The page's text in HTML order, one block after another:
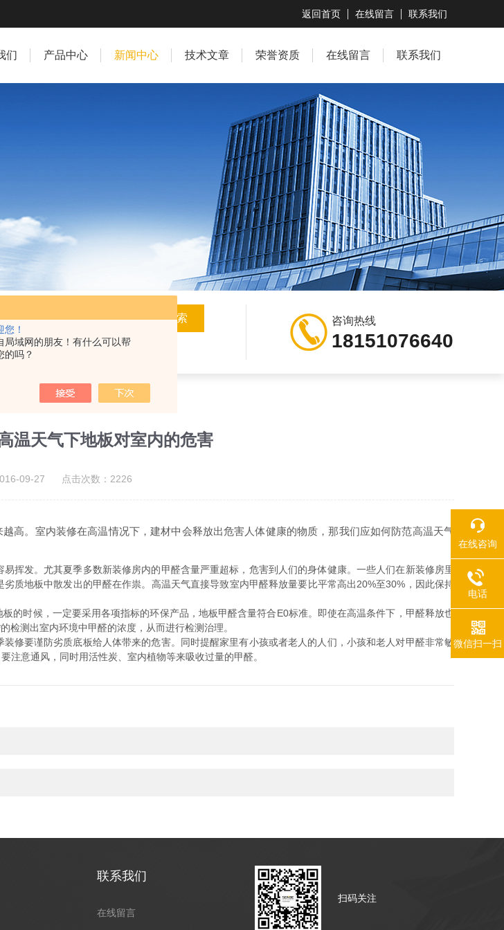
您！
局域网的朋友！有什么可以帮
的吗？
返回首页 在线留言 联系我们
们 产品中心 新闻中心 技术文章 荣誉资质 在线留言 联系我们
咨询热线
18151076640
温天气下地板对室内的危害
09-27 点击次数：2226
。室内装修在高温情况下，建材中会释放出危害人体健康的物质，那我们应如何防范高温天气
发。尤其夏季多数新装修房内的甲醛含量严重超标，危害到人们的身体健康。一些人们在新装修房里
质地板中散发出的甲醛在作祟。高温天气直接导致室内甲醛释放量要比平常高出20%至30%，因此保持
时候，一定要采用各项指标的环保产品，地板甲醛含量符合E0标准。即使在高温条件下，甲醛释放也
测出室内环境中甲醛的浓度，从而进行检测治理。
要谨防劣质底板给人体带来的危害。同时提醒家里有小孩或者老人的人们，小孩和老人对甲醛非常敏
注意通风，同时用活性炭、室内植物等来吸收过量的甲醛。
联系我们
在线留言
扫码关注
在线咨询
电话
微信扫一扫